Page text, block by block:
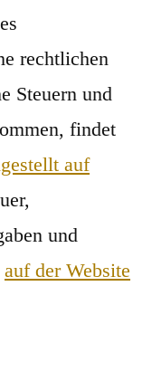
rechtlichen
Steuern und
findet
auf
und
auf der Website